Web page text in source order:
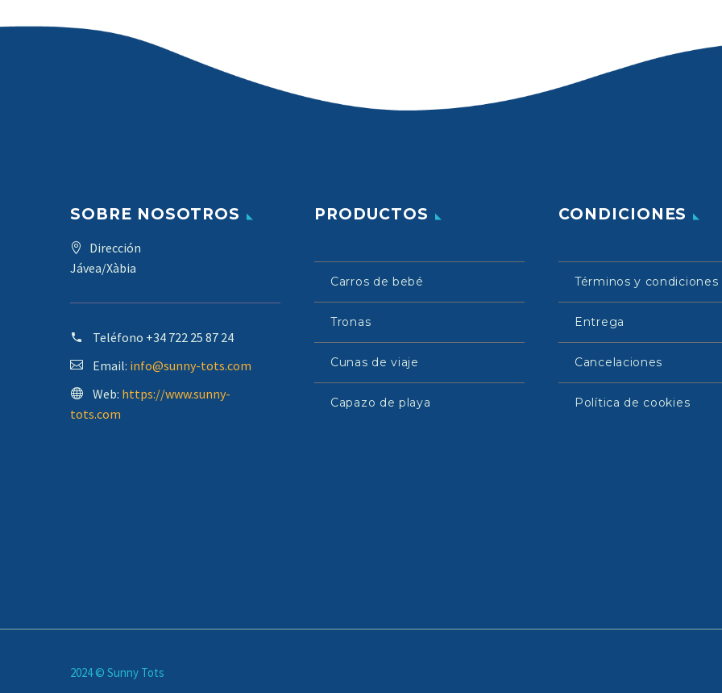
SOBRE NOSOTROS
Dirección
Jávea/Xàbia
Teléfono +34 722 25 87 24
Email: info@sunny-tots.com
Web: https://www.sunny-
tots.com
PRODUCTOS
Carros de bebé
Tronas
Cunas de viaje
Capazo de playa
CONDICIONES
Términos y condiciones
Entrega
Cancelaciones
Política de cookies
2024 © Sunny Tots